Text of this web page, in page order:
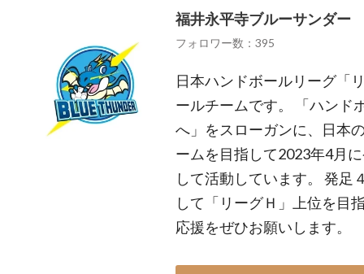
福井永平寺ブルーサンダー
フォロワー数：395
日本ハンドボールリーグ「
ールチームです。 「ハン
へ」をスローガンに、日本
ームを目指して2023年4月
して活動しています。 発足
して「リーグＨ」上位を目
応援をぜひお願いします。